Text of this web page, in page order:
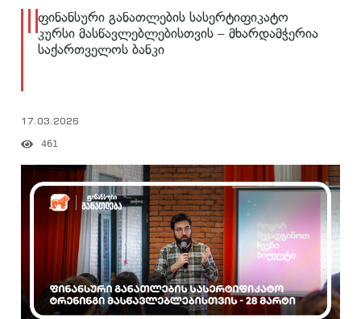
ფინანსური განათლების სასერტიფიკატო
კურსი მასწავლებლებისთვის – მხარდამჭერია
საქართველოს ბანკი
17.03.2026
461